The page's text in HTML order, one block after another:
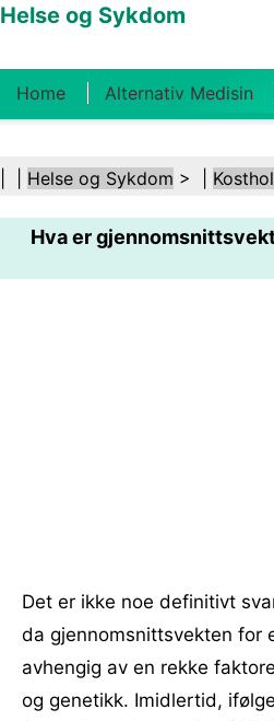
Helse og Sykdom
Home Alternativ Medisin
Kosthold Og Ernæring
Helsebransjen Psykisk
Sikkerhet Kirurgi Og
Helse og Sykdom > |
Hva er
Det er ikke noe definitivt
da gjennomsnittsvekten for
avhengig av en rekke
og genetikk. Imidlertid,